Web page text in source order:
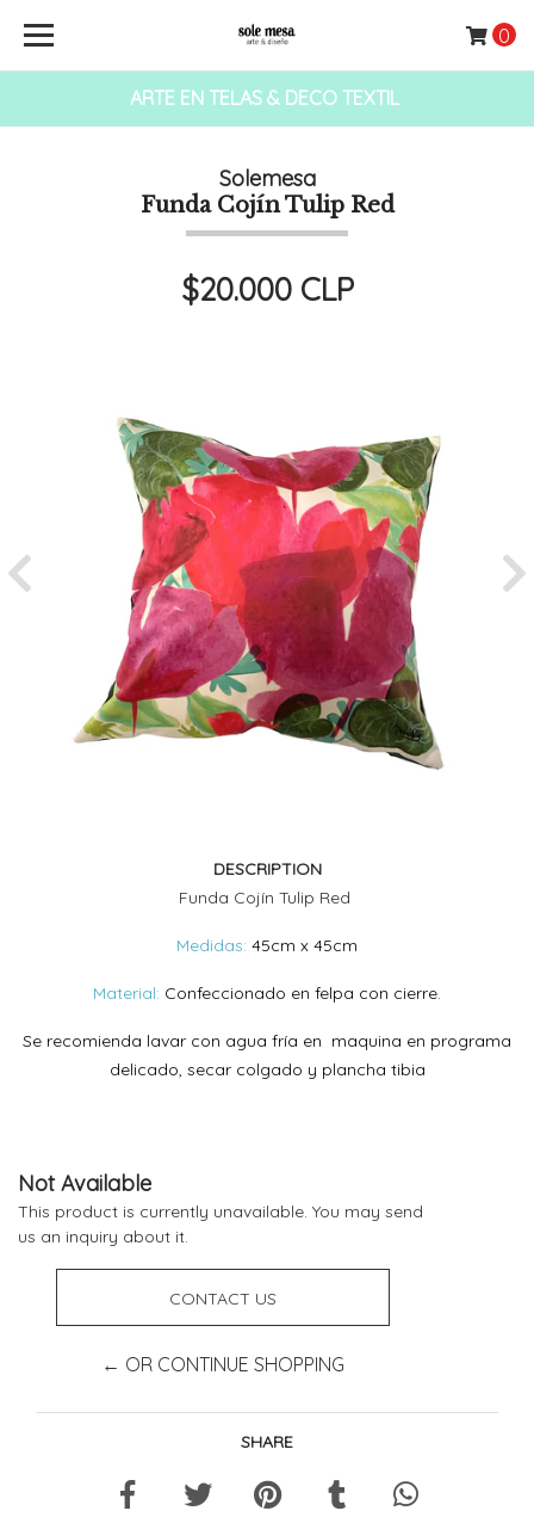
ARTE EN TELAS & DECO TEXTIL
0
Solemesa
Funda Cojín Tulip Red
$20.000 CLP
Previous
DESCRIPTION
Funda Cojín Tulip Red
Medidas: 45cm x 45cm
Material: Confeccionado en felpa con cierre.
Se recomienda lavar con agua fría en maquina en programa
delicado, secar colgado y plancha tibia
Not Available
This product is currently unavailable. You may send
us an inquiry about it.
CONTACT US
← OR CONTINUE SHOPPING
SHARE